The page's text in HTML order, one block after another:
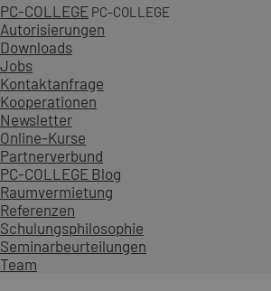
PC-COLLEGE PC-COLLEGE
Autorisierungen
Downloads
Jobs
Kontaktanfrage
Kooperationen
Newsletter
Online-Kurse
Partnerverbund
PC-COLLEGE Blog
Raumvermietung
Referenzen
Schulungsphilosophie
Seminarbeurteilungen
Team